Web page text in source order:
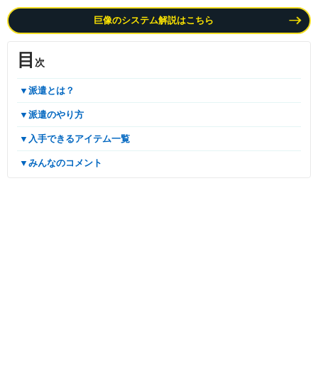
巨像のシステム解説はこちら
目 次
▼派遣とは？
▼派遣のやり方
▼入手できるアイテム一覧
▼みんなのコメント